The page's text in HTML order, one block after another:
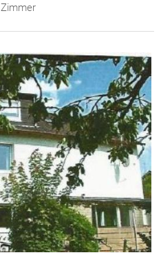
Zimmer